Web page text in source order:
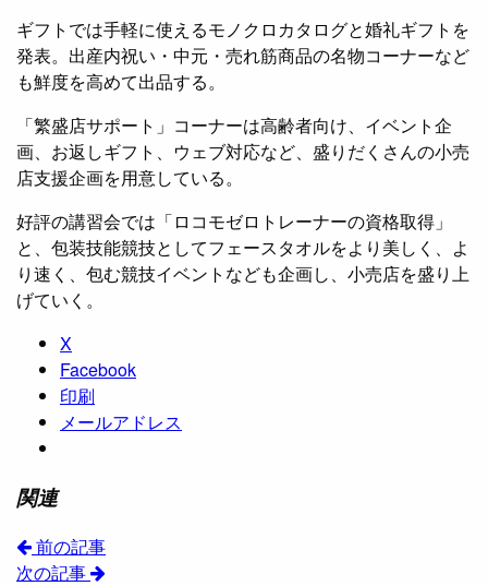
ギフトでは手軽に使えるモノクロカタログと婚礼ギフトを
発表。出産内祝い・中元・売れ筋商品の名物コーナーなど
も鮮度を高めて出品する。
「繁盛店サポート」コーナーは高齢者向け、イベント企
画、お返しギフト、ウェブ対応など、盛りだくさんの小売
店支援企画を用意している。
好評の講習会では「ロコモゼロトレーナーの資格取得」
と、包装技能競技としてフェースタオルをより美しく、よ
り速く、包む競技イベントなども企画し、小売店を盛り上
げていく。
X
Facebook
印刷
メールアドレス
関連
前の記事
次の記事